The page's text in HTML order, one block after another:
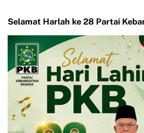
Selamat Harlah ke 28 Partai